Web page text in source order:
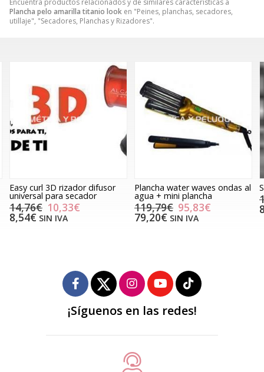
Encuentra productos relacionados y de similares características a
Plancha pelo amarilla titanio look en "Peines, planchas, secadores,
utillaje", "Secadores, Planchas y Rizadores".
Easy curl 3D rizador difusor
universal para secador
14,76€ 10,33€
8,54€ SIN IVA
Plancha water waves ondas al
agua + mini plancha
119,79€ 95,83€
79,20€ SIN IVA
¡Síguenos en las redes!